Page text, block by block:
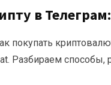
в
покупать
Разбираем